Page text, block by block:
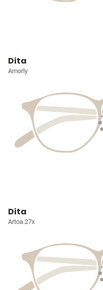
Dita
Amorly
Dita
Artoa.27x